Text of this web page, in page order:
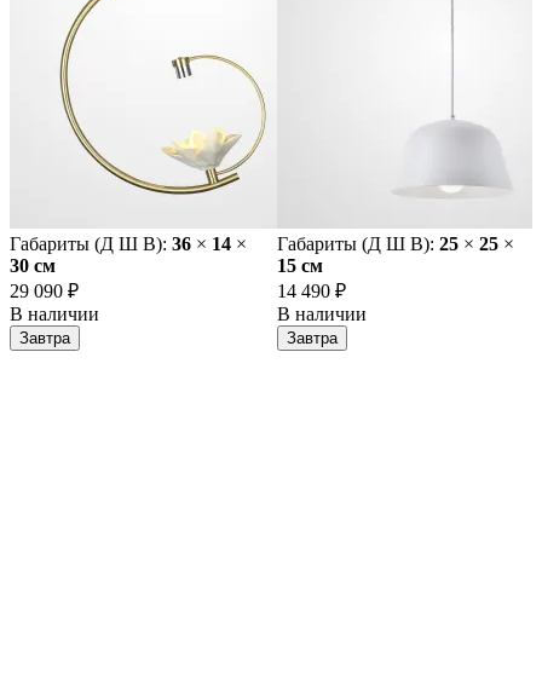
Габариты (Д Ш В): 36 × 14 ×
30 cм
29 090 ₽
В наличии
Завтра
Габариты (Д Ш В): 25 × 25 ×
15 cм
14 490 ₽
В наличии
Завтра